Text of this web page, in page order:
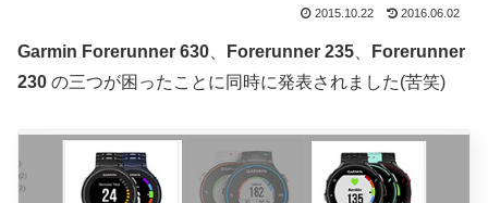
2015.10.22 2016.06.02
Garmin Forerunner 630 Forerunner 235
Forerunner
230 の三つが困ったことに同時に発表されました(苦笑)